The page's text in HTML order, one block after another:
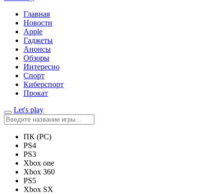
Главная
Новости
Apple
Гаджеты
Анонсы
Обзоры
Интересно
Спорт
Киберспорт
Прокат
Let's play
ПК (PC)
PS4
PS3
Xbox one
Xbox 360
PS5
Xbox SX